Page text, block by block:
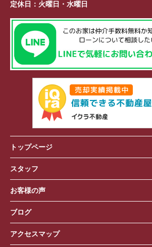
定休日： 火曜日・水曜日
トップページ
スタッフ
お客様の声
ブログ
アクセスマップ